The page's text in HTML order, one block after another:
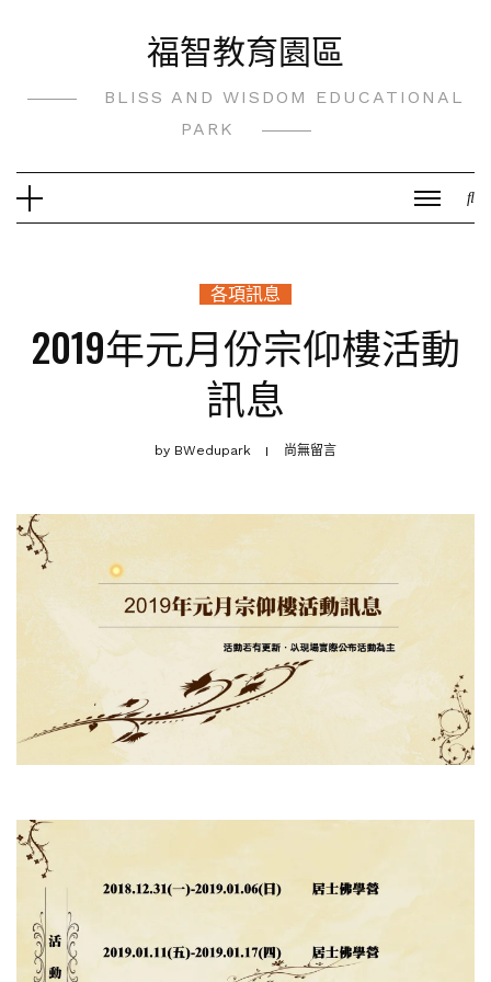
福智教育園區
BLISS AND WISDOM EDUCATIONAL
PARK
各項訊息
2019年元月份宗仰樓活動
訊息
by BWedupark 尚無留言